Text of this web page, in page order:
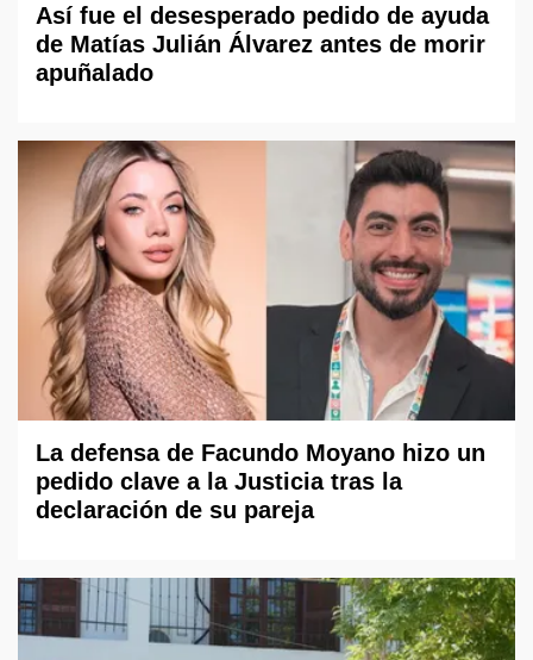
Así fue el desesperado pedido de ayuda
de Matías Julián Álvarez antes de morir
apuñalado
La defensa de Facundo Moyano hizo un
pedido clave a la Justicia tras la
declaración de su pareja